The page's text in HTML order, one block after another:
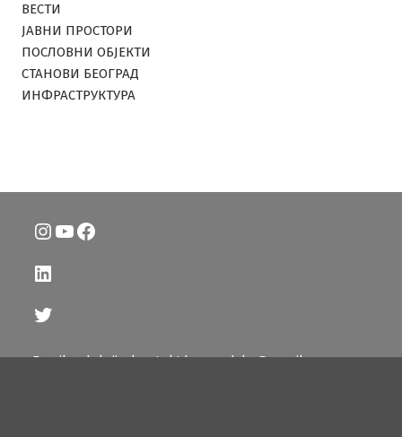
ВЕСТИ
ЈАВНИ ПРОСТОРИ
ПОСЛОВНИ ОБЈЕКТИ
СТАНОВИ БЕОГРАД
ИНФРАСТРУКТУРА
Instagram
YouTube
Facebook
LinkedIn
Twitter
Email redakcije: kontakt.beogradske@gmail.com